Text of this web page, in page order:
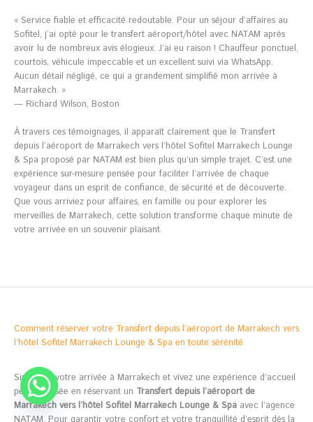
« Service fiable et efficacité redoutable. Pour un séjour d’affaires au
Sofitel, j’ai opté pour le transfert aéroport/hôtel avec NATAM après
avoir lu de nombreux avis élogieux. J’ai eu raison ! Chauffeur ponctuel,
courtois, véhicule impeccable et un excellent suivi via WhatsApp.
Aucun détail négligé, ce qui a grandement simplifié mon arrivée à
Marrakech. »
— Richard Wilson, Boston
À travers ces témoignages, il apparaît clairement que le Transfert
depuis l’aéroport de Marrakech vers l’hôtel Sofitel Marrakech Lounge
& Spa proposé par NATAM est bien plus qu’un simple trajet. C’est une
expérience sur-mesure pensée pour faciliter l’arrivée de chaque
voyageur dans un esprit de confiance, de sécurité et de découverte.
Que vous arriviez pour affaires, en famille ou pour explorer les
merveilles de Marrakech, cette solution transforme chaque minute de
votre arrivée en un souvenir plaisant.
Comment réserver votre Transfert depuis l’aéroport de Marrakech vers
l’hôtel Sofitel Marrakech Lounge & Spa en toute sérénité
Simplifiez votre arrivée à Marrakech et vivez une expérience d’accueil
personnalisée en réservant un Transfert depuis l’aéroport de
Marrakech vers l’hôtel Sofitel Marrakech Lounge & Spa avec l’agence